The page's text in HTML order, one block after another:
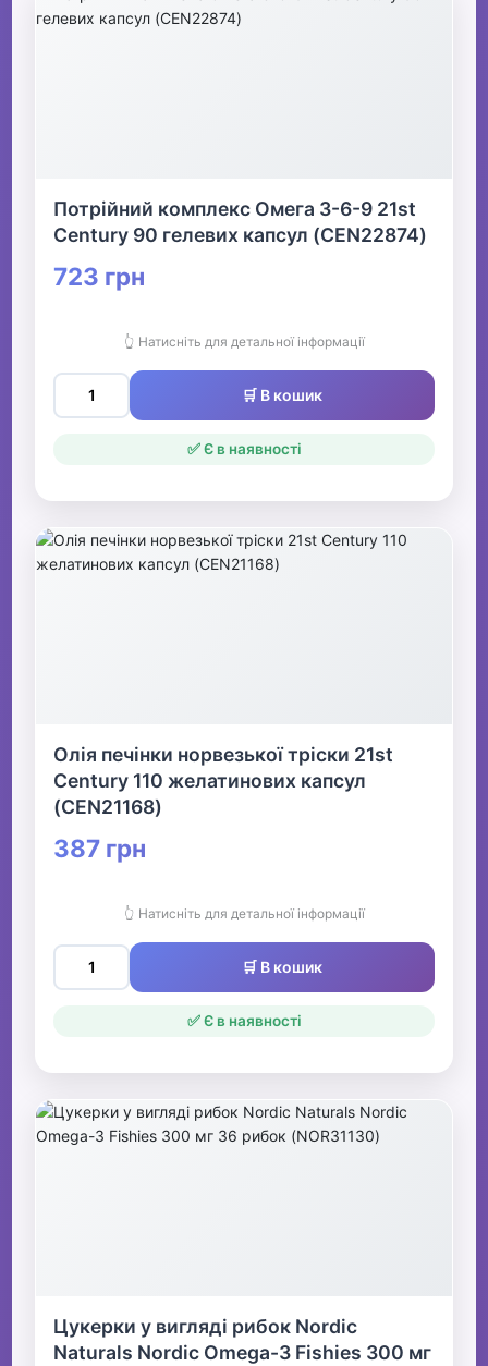
Потрійний комплекс Омега 3-6-9 21st
Century 90 гелевих капсул (CEN22874)
723 грн
👆 Натисніть для детальної інформації
🛒 В кошик
✅ Є в наявності
Олія печінки норвезької тріски 21st
Century 110 желатинових капсул
(CEN21168)
387 грн
👆 Натисніть для детальної інформації
🛒 В кошик
✅ Є в наявності
Цукерки у вигляді рибок Nordic
Naturals Nordic Omega-3 Fishies 300 мг